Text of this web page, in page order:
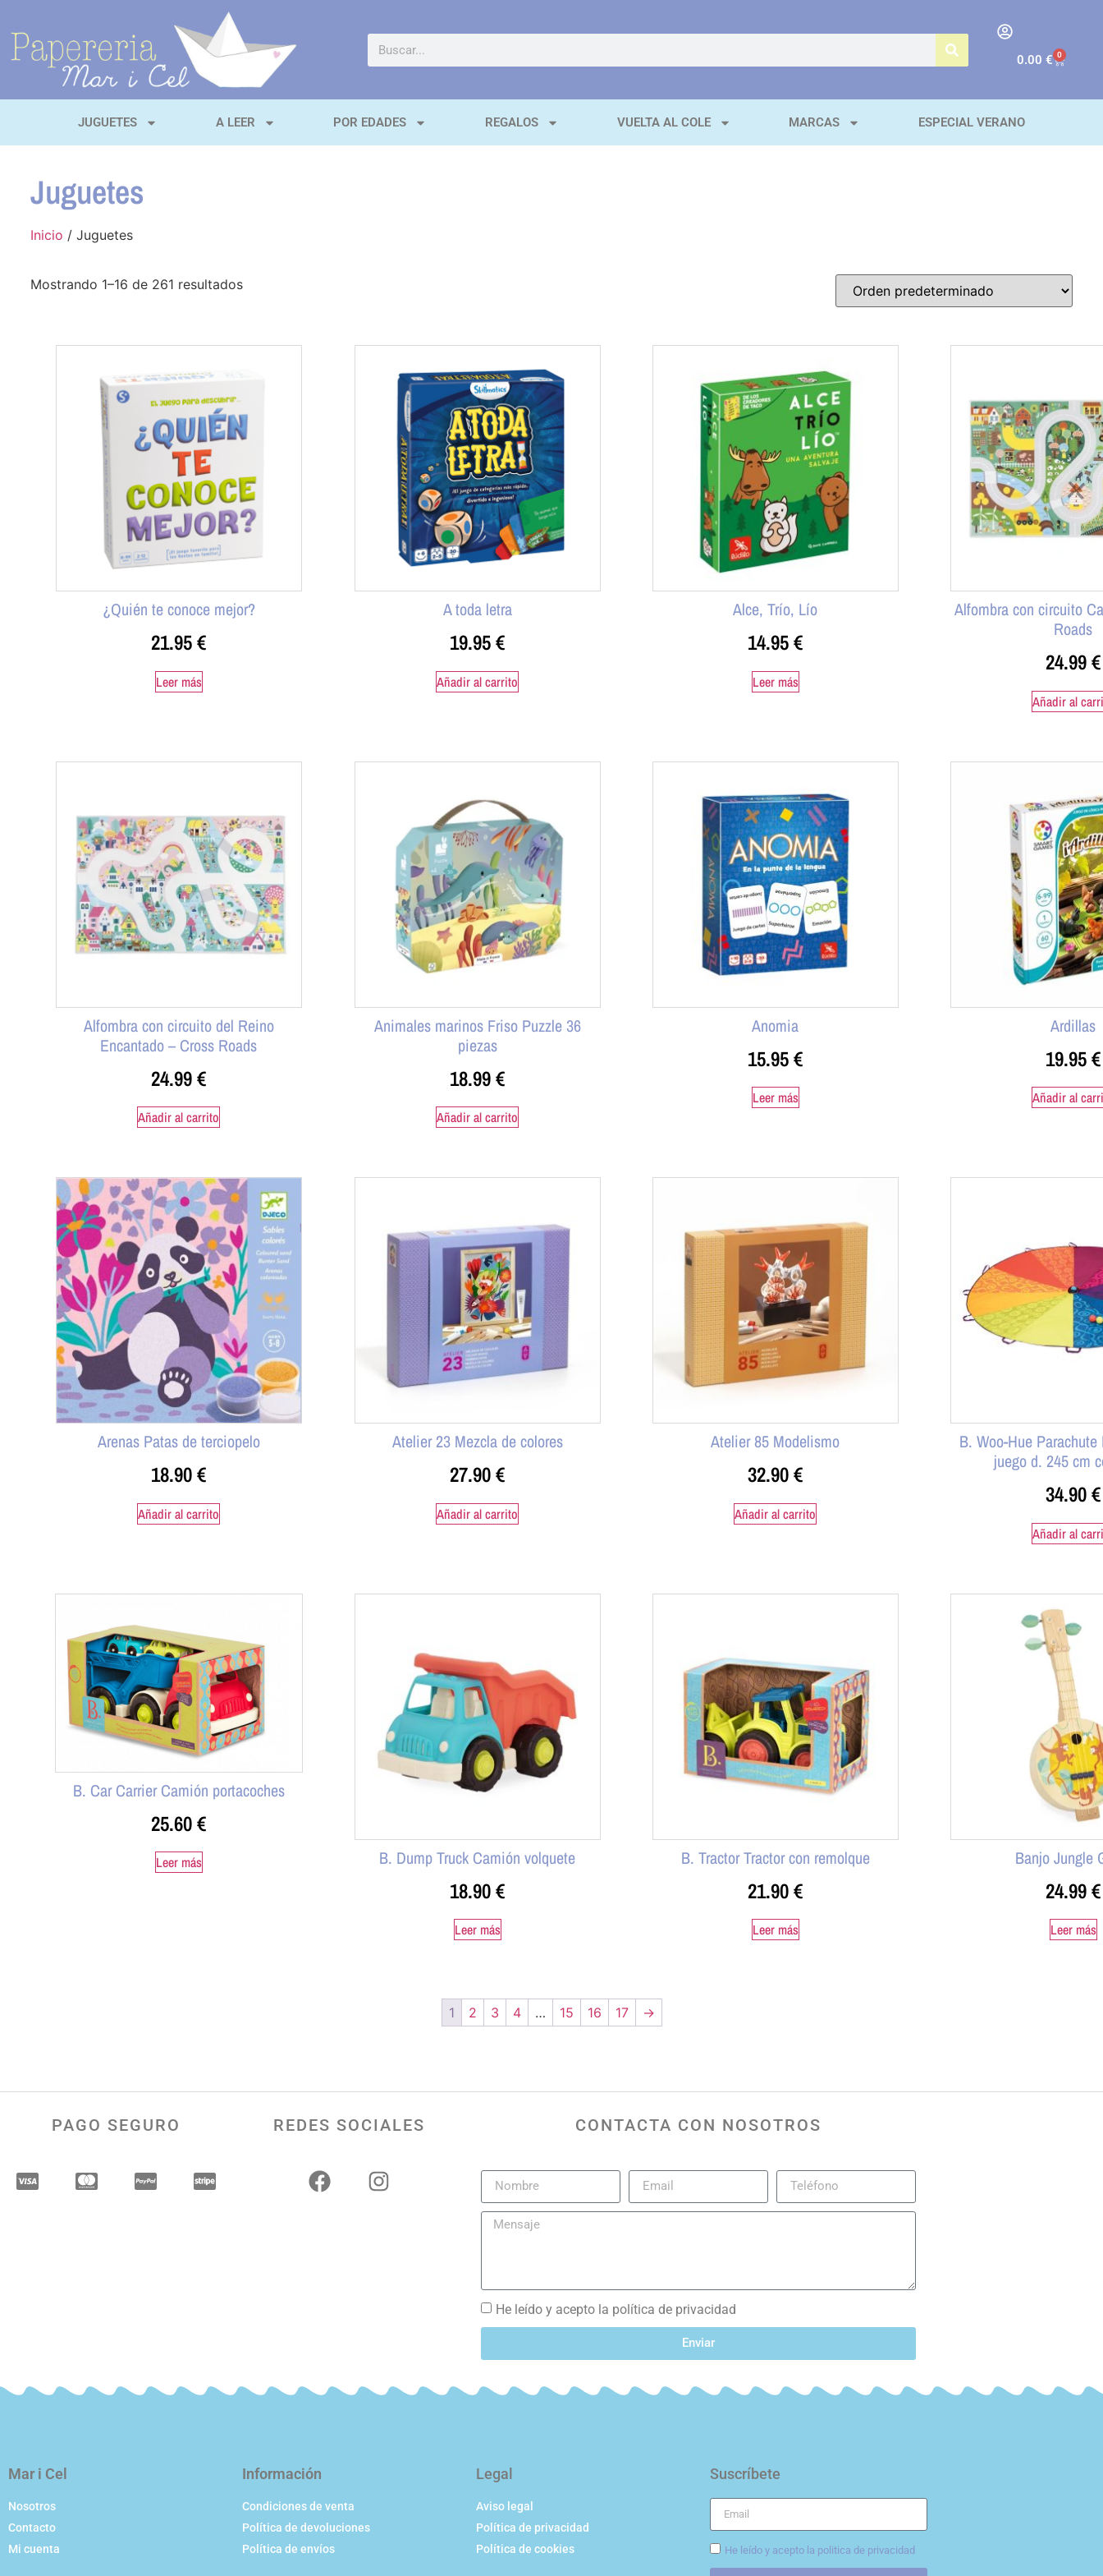
0.00 € 0
JUGUETES A LEER POR EDADES REGALOS VUELTA AL COLE MARCAS ESPECIAL VERANO
Juguetes
Inicio / Juguetes
Mostrando 1–16 de 261 resultados
¿Quién te conoce mejor?
21.95€
Leer más
A toda letra
19.95€
Añadir al carrito
Alce, Trío, Lío
14.95€
Leer más
Alfombra con circuito
Roads
24.99€
Añadir al
Alfombra con circuito del Reino
Encantado – Cross Roads
24.99€
Añadir al carrito
Animales marinos Friso Puzzle 36
piezas
18.99€
Añadir al carrito
Anomia
15.95€
Leer más
Ardillas
19.95€
Añadir al
Arenas Patas de terciopelo
18.90€
Añadir al carrito
Atelier 23 Mezcla de colores
27.90€
Añadir al carrito
Atelier 85 Modelismo
32.90€
Añadir al carrito
B. Woo-Hue
juego d. 245 cm
34.90€
Añadir al
B. Car Carrier Camión portacoches
25.60€
Leer más B. Dump Truck Camión volquete
18.90€
Leer más
B. Tractor Tractor con remolque
21.90€
Leer más
Banjo Jungle
24.99€
Leer más
1 2 3 4 … 15 16 17 →
PAGO SEGURO REDES SOCIALES CONTACTA CON NOSOTROS
He leído y acepto la política de privacidad
Enviar
Mar i Cel
Nosotros
Contacto
Mi cuenta
Información
Condiciones de venta
Política de devoluciones
Política de envíos
Legal
Aviso legal
Política de privacidad
Política de cookies
Suscríbete
He leído y acepto la politica de privacidad